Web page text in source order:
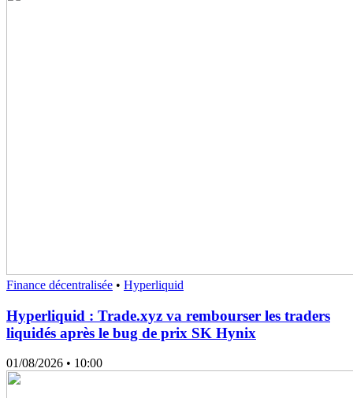
Finance décentralisée • Hyperliquid
Hyperliquid : Trade.xyz va rembourser les traders
liquidés après le bug de prix SK Hynix
01/08/2026 • 10:00